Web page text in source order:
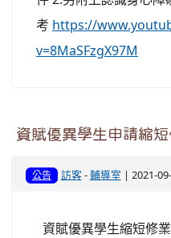
考 https://
v=8MaSFzgX97M
資賦優異學生申請縮
公告 訪客-輔導室 | 2021-
資賦優異學生縮短修